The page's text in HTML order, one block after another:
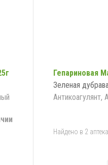
Гепариновая
Зеленая
Антикоагулянт,
Найдено в 2